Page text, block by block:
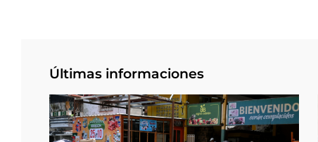
Últimas informaciones